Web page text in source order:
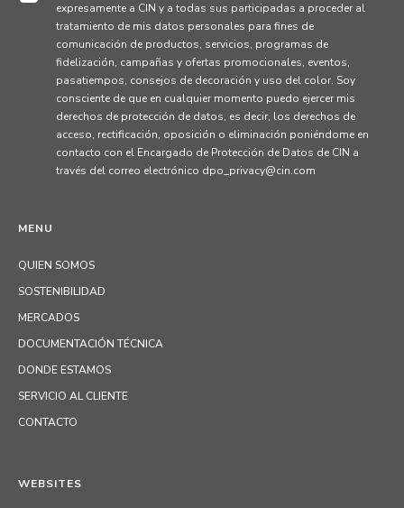
MENU
QUIEN SOMOS
SOSTENIBILIDAD
MERCADOS
DOCUMENTACIÓN TÉCNICA
DONDE ESTAMOS
SERVICIO AL CLIENTE
CONTACTO
expresamente a CIN y a todas sus participadas a proceder al
tratamiento de mis datos personales para fines de
comunicación de productos, servicios, programas de
fidelización, campañas y ofertas promocionales, eventos,
pasatiempos, consejos de decoración y uso del color. Soy
consciente de que en cualquier momento puedo ejercer mis
derechos de protección de datos, es decir, los derechos de
acceso, rectificación, oposición o eliminación poniéndome en
contacto con el Encargado de Protección de Datos de CIN a
través del correo electrónico dpo_privacy@cin.com
WEBSITES